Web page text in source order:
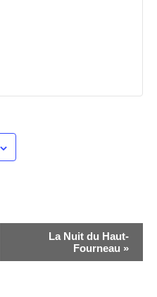
La Nuit du Haut-
Fourneau »